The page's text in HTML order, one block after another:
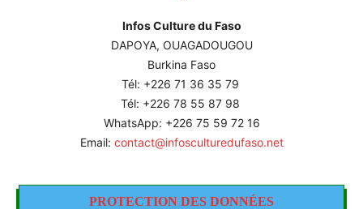
Infos Culture du Faso
DAPOYA, OUAGADOUGOU
Burkina Faso
Tél: +226 71 36 35 79
Tél: +226 78 55 87 98
WhatsApp: +226 75 59 72 16
Email: contact@infosculturedufaso.net
PROTECTION DES DONNÉES